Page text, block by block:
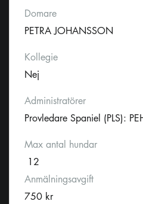
Domare
PETRA JOHANSSON
Kollegie
Nej
Administratörer
Provledare Spaniel (PLS):
Max antal hundar
12
Anmälningsavgift
750 kr